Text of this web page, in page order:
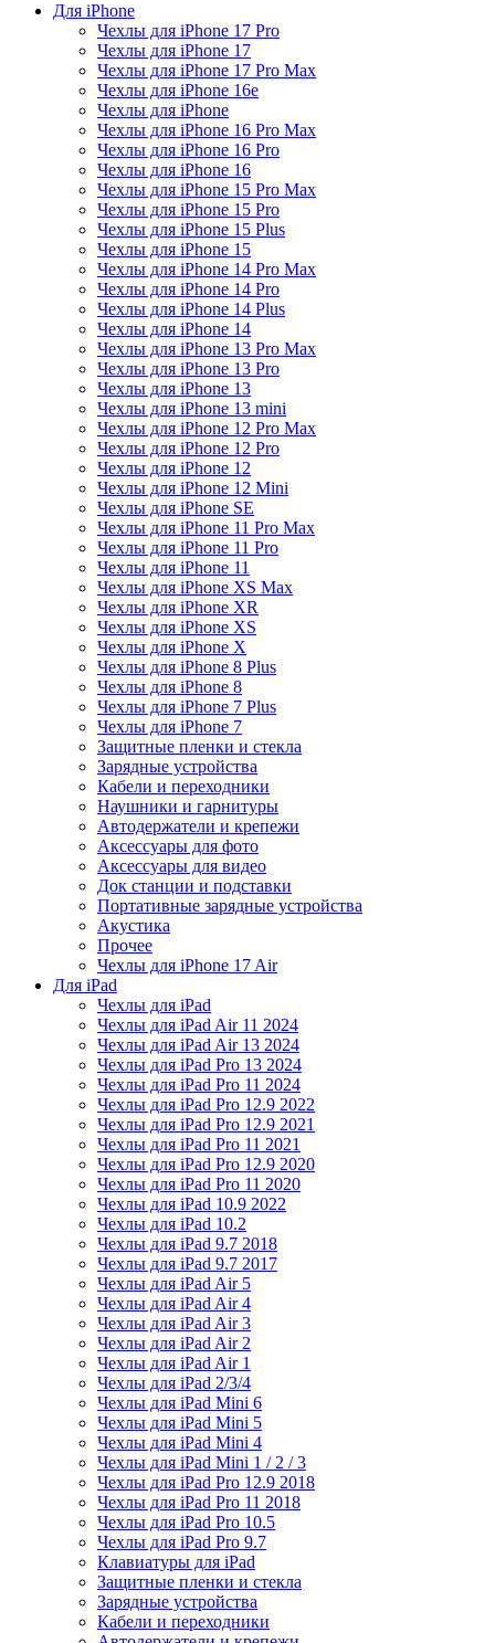
Для iPhone
Чехлы для iPhone 17 Pro
Чехлы для iPhone 17
Чехлы для iPhone 17 Pro Max
Чехлы для iPhone 16e
Чехлы для iPhone
Чехлы для iPhone 16 Pro Max
Чехлы для iPhone 16 Pro
Чехлы для iPhone 16
Чехлы для iPhone 15 Pro Max
Чехлы для iPhone 15 Pro
Чехлы для iPhone 15 Plus
Чехлы для iPhone 15
Чехлы для iPhone 14 Pro Max
Чехлы для iPhone 14 Pro
Чехлы для iPhone 14 Plus
Чехлы для iPhone 14
Чехлы для iPhone 13 Pro Max
Чехлы для iPhone 13 Pro
Чехлы для iPhone 13
Чехлы для iPhone 13 mini
Чехлы для iPhone 12 Pro Max
Чехлы для iPhone 12 Pro
Чехлы для iPhone 12
Чехлы для iPhone 12 Mini
Чехлы для iPhone SE
Чехлы для iPhone 11 Pro Max
Чехлы для iPhone 11 Pro
Чехлы для iPhone 11
Чехлы для iPhone XS Max
Чехлы для iPhone XR
Чехлы для iPhone XS
Чехлы для iPhone X
Чехлы для iPhone 8 Plus
Чехлы для iPhone 8
Чехлы для iPhone 7 Plus
Чехлы для iPhone 7
Защитные пленки и стекла
Зарядные устройства
Кабели и переходники
Наушники и гарнитуры
Автодержатели и крепежи
Аксессуары для фото
Аксессуары для видео
Док станции и подставки
Портативные зарядные устройства
Акустика
Прочее
Чехлы для iPhone 17 Air
Для iPad
Чехлы для iPad
Чехлы для iPad Air 11 2024
Чехлы для iPad Air 13 2024
Чехлы для iPad Pro 13 2024
Чехлы для iPad Pro 11 2024
Чехлы для iPad Pro 12.9 2022
Чехлы для iPad Pro 12.9 2021
Чехлы для iPad Pro 11 2021
Чехлы для iPad Pro 12.9 2020
Чехлы для iPad Pro 11 2020
Чехлы для iPad 10.9 2022
Чехлы для iPad 10.2
Чехлы для iPad 9.7 2018
Чехлы для iPad 9.7 2017
Чехлы для iPad Air 5
Чехлы для iPad Air 4
Чехлы для iPad Air 3
Чехлы для iPad Air 2
Чехлы для iPad Air 1
Чехлы для iPad 2/3/4
Чехлы для iPad Mini 6
Чехлы для iPad Mini 5
Чехлы для iPad Mini 4
Чехлы для iPad Mini 1 / 2 / 3
Чехлы для iPad Pro 12.9 2018
Чехлы для iPad Pro 11 2018
Чехлы для iPad Pro 10.5
Чехлы для iPad Pro 9.7
Клавиатуры для iPad
Защитные пленки и стекла
Зарядные устройства
Кабели и переходники